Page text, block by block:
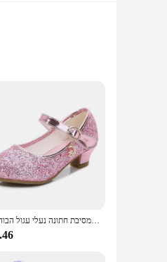
keeps
vendors and
every child, and the בנות סגול עקבים גבוהים לילדים נסיכת אדום עור נעל נעלי ילדים של שמלת מסיבת חתונה נעלי עגול הבוהן 1-3CM